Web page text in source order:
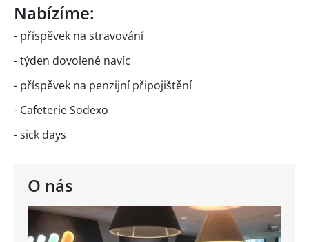
O nás
Nabízíme:
- příspěvek na stravování
- týden dovolené navíc
- příspěvek na penzijní připojištění
- Cafeterie Sodexo
- sick days